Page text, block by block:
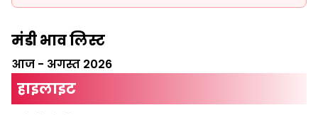
मंडी भाव लिस्ट
आज - अगस्त 2026
हाइलाइट